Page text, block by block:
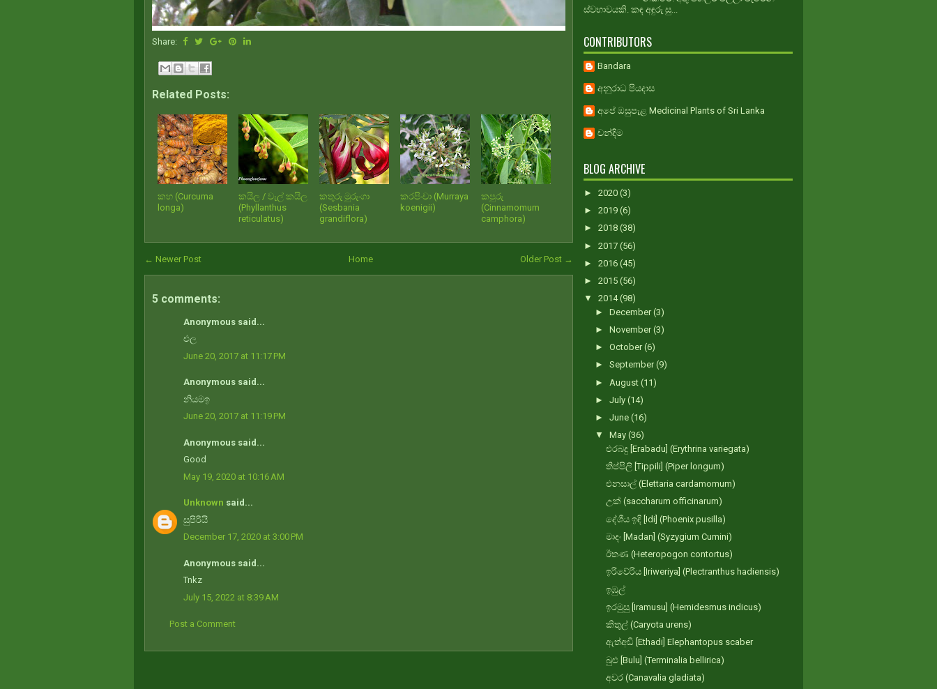
Share:
Related Posts:
කහ (Curcuma
longa)
කයිල / වැල් කයිල
(Phyllanthus
reticulatus)
කතුරු මුරුංගා
(Sesbania
grandiflora)
කරපිංචා (Murraya
koenigii)
කපුරු
(Cinnamomum
camphora)
← Newer Post Older Post →
Home
5 comments:
Anonymous said...
එල
June 20, 2017 at 11:17 PM
Anonymous said...
නියමඉ
June 20, 2017 at 11:19 PM
Anonymous said...
Good
May 19, 2020 at 10:16 AM
Unknown said...
සුපිරියි
December 17, 2020 at 3:00 PM
Anonymous said...
Tnkz
July 15, 2022 at 8:39 AM
Post a Comment
ස්වභාවයකි. කඳ අඳුරු සු...
CONTRIBUTORS
Bandara
අනුරාධ පියදාස
අපේ ඔසුපැළ Medicinal Plants of Sri Lanka
චන්දිම
BLOG ARCHIVE
► 2020 (3)
► 2019 (6)
► 2018 (38)
► 2017 (56)
► 2016 (45)
► 2015 (56)
▼ 2014(98)
► December(3)
► November(3)
► October(6)
► September(9)
► August (11)
► July (14)
► June (16)
▼ May (36)
එරබදු [Erabadu] (Erythrina variegata)
තිප්පිලි [Tippili] (Piper longum)
එනසාල් (Elettaria cardamomum)
උක් (saccharum officinarum)
දේශීය ඉඳි [Idi] (Phoenix pusilla)
මාදං [Madan] (Syzygium Cumini)
ඊතණ (Heteropogon contortus)
ඉරිවේරිය [Iriweriya] (Plectranthus hadiensis)
ඉඹුල්
ඉරමුසු [Iramusu] (Hemidesmus indicus)
කිතුල් (Caryota urens)
ඇත්අඩි [Ethadi] Elephantopus scaber
බුළු [Bulu] (Terminalia bellirica)
අවර (Canavalia gladiata)